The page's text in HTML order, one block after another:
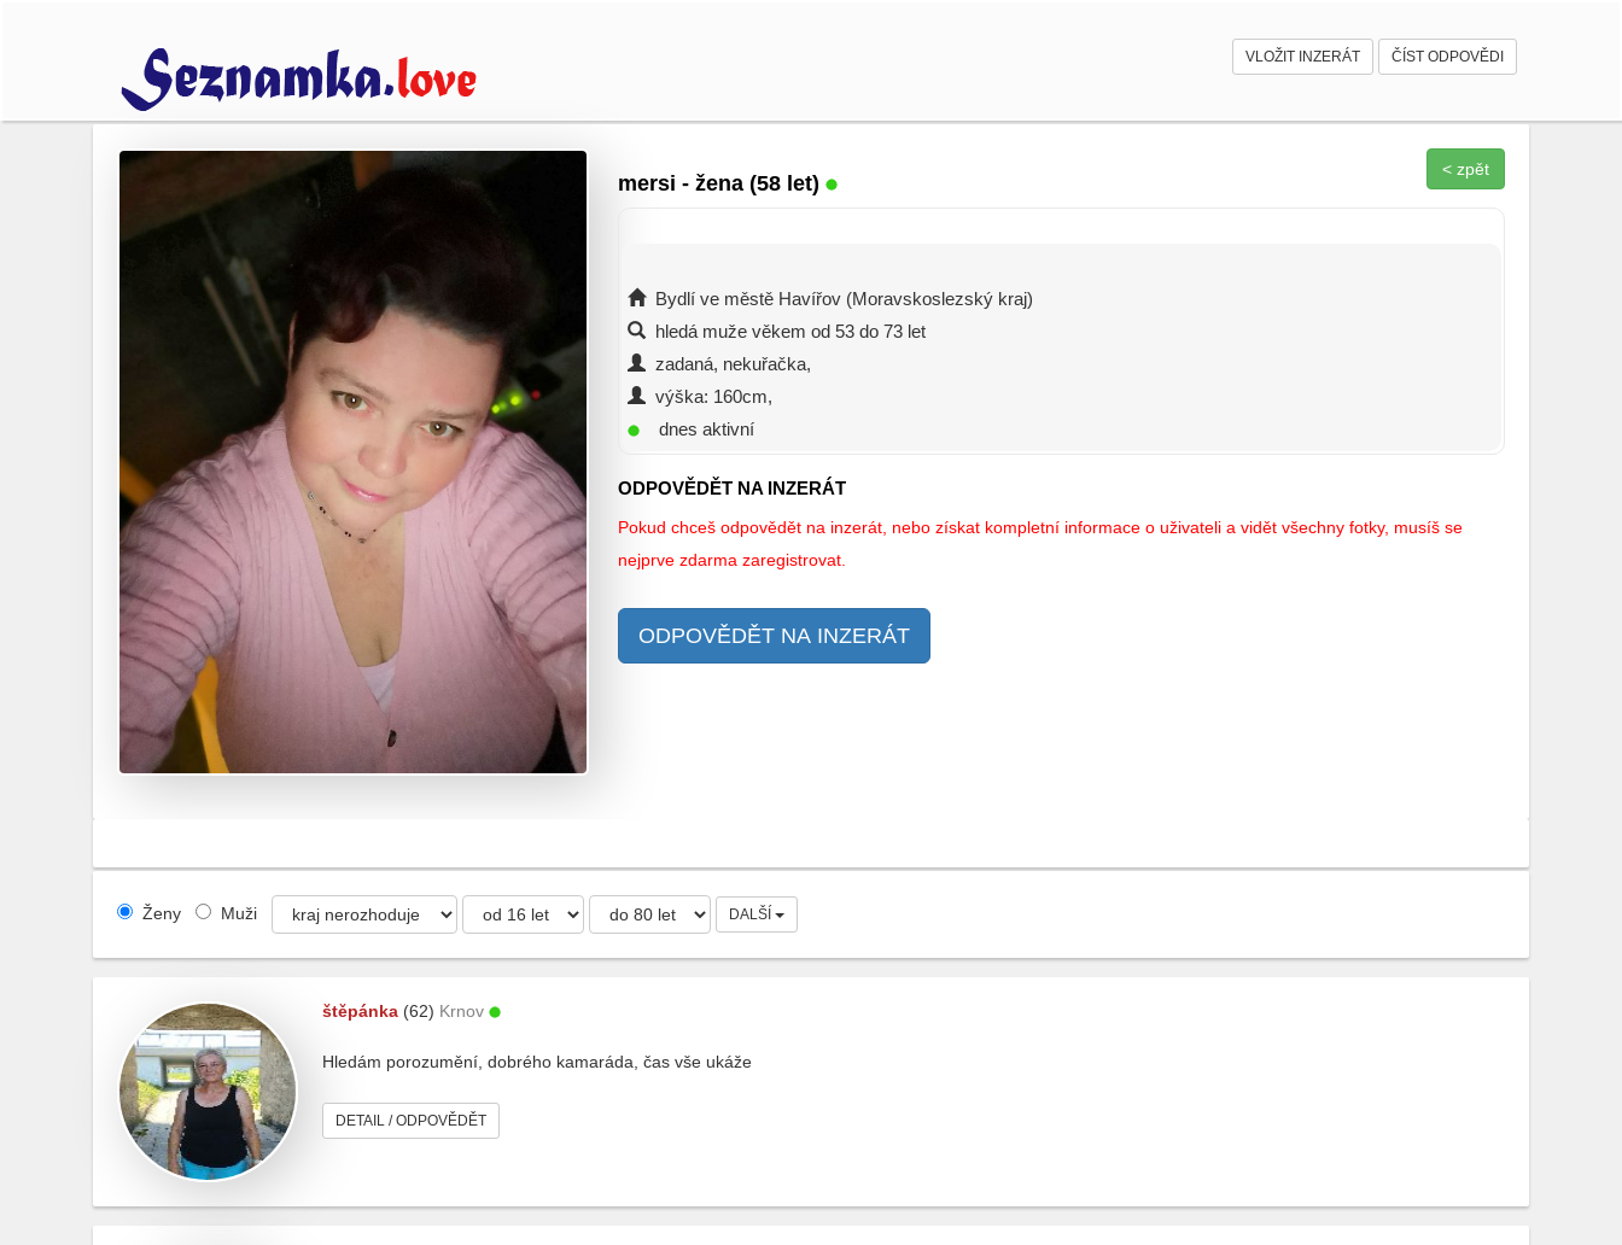
VLOŽIT INZERÁT ČÍST ODPOVĚDI
mersi - žena (58 let)
< zpět
Bydlí ve městě Havířov (Moravskoslezský kraj)
hledá muže věkem od 53 do 73 let
zadaná, nekuřačka,
výška: 160cm,
dnes aktivní
ODPOVĚDĚT NA INZERÁT
Pokud chceš odpovědět na inzerát, nebo získat kompletní informace o uživateli a vidět všechny fotky, musíš se
nejprve zdarma zaregistrovat.
ODPOVĚDĚT NA INZERÁT
Ženy Muži DALŠÍ
štěpánka (62) Krnov
Hledám porozumění, dobrého kamaráda, čas vše ukáže
DETAIL / ODPOVĚDĚT